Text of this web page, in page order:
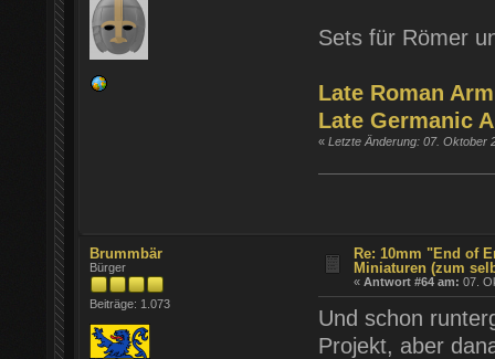
Sets für Römer
Late Roman
Late Germanic
« Letzte Änderung: 07. Oktober
Brummbär
Bürger
Beiträge: 1.073
Re: 10mm "End of
Miniaturen (zum
«Antwort #64 am: 07.
Und schon
Projekt, aber